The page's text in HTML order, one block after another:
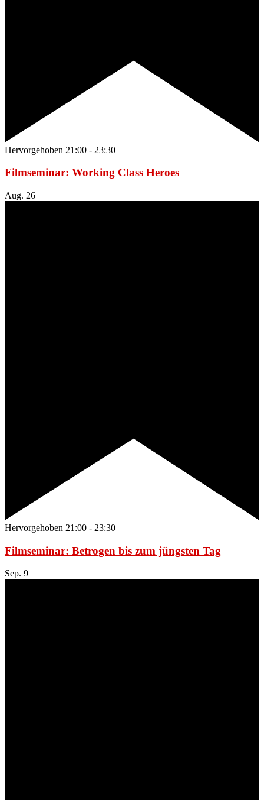
Hervorgehoben 21:00 - 23:30
Filmseminar: Working Class Heroes
Aug. 26
Hervorgehoben 21:00 - 23:30
Filmseminar: Betrogen bis zum jüngsten Tag
Sep. 9